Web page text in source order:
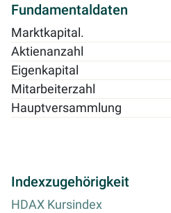
Fundamentaldaten
Marktkapital.
Aktienanzahl
Eigenkapital
Mitarbeiterzahl
Hauptversammlung
Indexzugehörigkeit
HDAX Kursindex